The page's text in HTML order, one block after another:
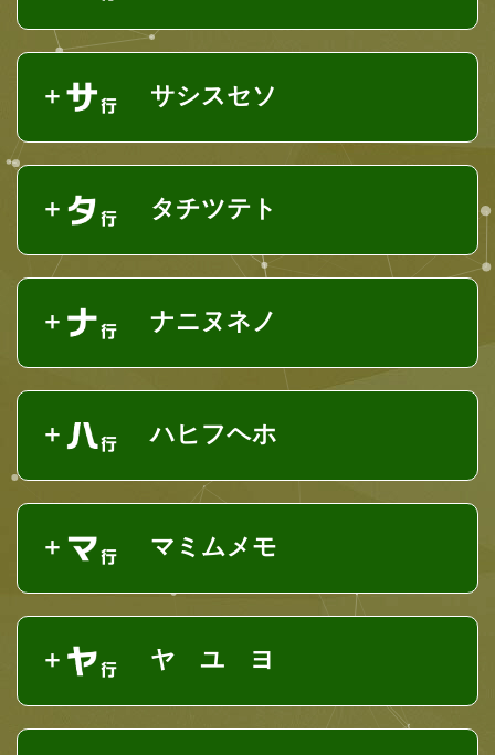
サシスセソ
タチツテト
ナニヌネノ
ハヒフヘホ
マミムメモ
ヤ ユ ヨ